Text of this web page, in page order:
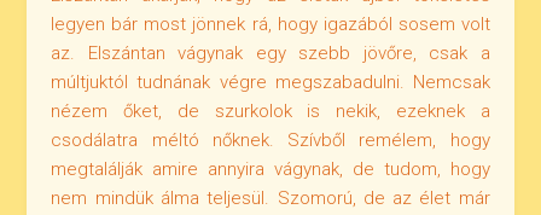
legyen bár most jönnek rá, hogy igazából sosem volt
az. Elszántan vágynak egy szebb jövőre, csak a
múltjuktól tudnának végre megszabadulni. Nemcsak
nézem őket, de szurkolok is nekik, ezeknek a
csodálatra méltó nőknek. Szívből remélem, hogy
megtalálják amire annyira vágynak, de tudom, hogy
nem mindük álma teljesül. Szomorú, de az élet már